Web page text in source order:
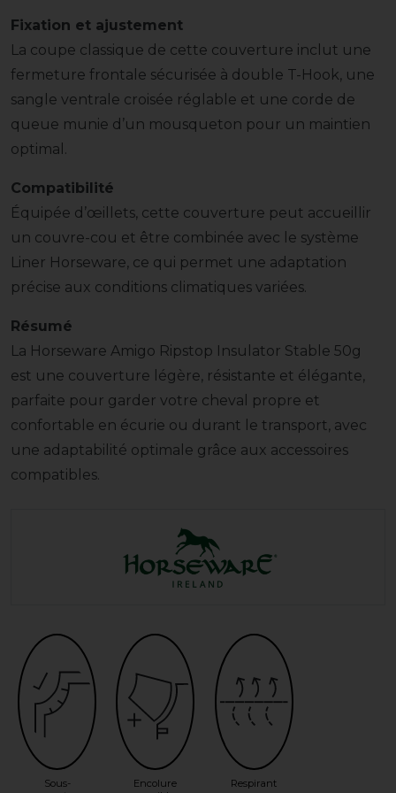
Fixation et ajustement
La coupe classique de cette couverture inclut une
fermeture frontale sécurisée à double T-Hook, une
sangle ventrale croisée réglable et une corde de
queue munie d’un mousqueton pour un maintien
optimal.
Compatibilité
Équipée d’œillets, cette couverture peut accueillir
un couvre-cou et être combinée avec le système
Liner Horseware, ce qui permet une adaptation
précise aux conditions climatiques variées.
Résumé
La Horseware Amigo Ripstop Insulator Stable 50g
est une couverture légère, résistante et élégante,
parfaite pour garder votre cheval propre et
confortable en écurie ou durant le transport, avec
une adaptabilité optimale grâce aux accessoires
compatibles.
Sous-
Encolure
Respirant